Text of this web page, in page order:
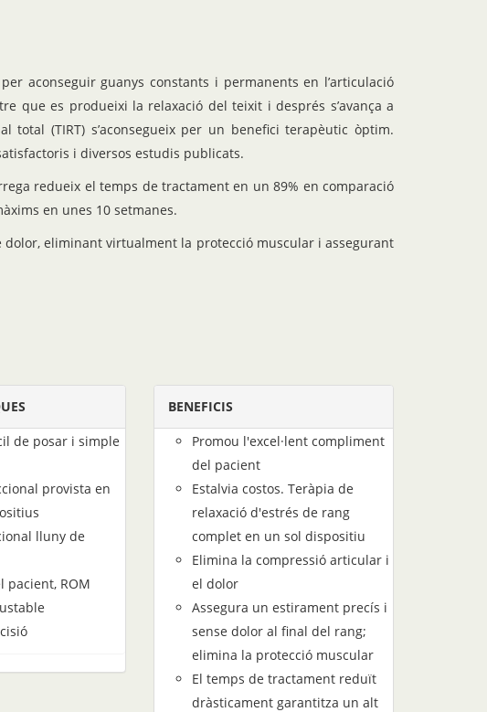
aconseguir guanys constants i permanents en l’articulació
que es produeixi la relaxació del teixit i després s’avança a
(TIRT) s’aconsegueix per un benefici terapèutic òptim.
i diversos estudis publicats.
redueix el temps de tractament en un 89% en comparació
en unes 10 setmanes.
eliminant virtualment la protecció muscular i assegurant
de posar i simple
provista en
lluny de
pacient, ROM
BENEFICIS
Promou l'excel·lent compliment
del pacient
Estalvia costos. Teràpia de
relaxació d'estrés de rang
complet en un sol dispositiu
Elimina la compressió articular i
el dolor
Assegura un estirament precís i
sense dolor al final del rang;
elimina la protecció muscular
El temps de tractament reduït
dràsticament garantitza un alt